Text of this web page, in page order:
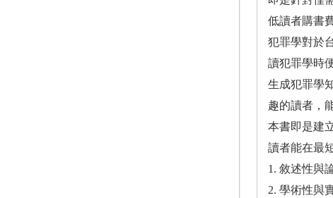
低讀者購書
犯罪學對於
讀犯罪學時
生成犯罪學
趣的讀者，
本書即是建
讀者能在最
1. 敘述性與
2. 學術性與